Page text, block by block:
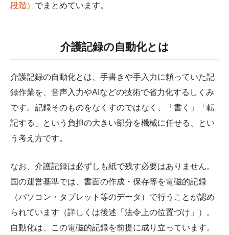
段階） でまとめています。
介護記録の自動化とは
介護記録の自動化とは、手書きや手入力に頼っていた記
録作業を、音声入力やAIなどの技術で省力化するしくみ
です。記録そのものをなくすのではなく、「書く」「転
記する」という負担の大きい部分を機械に任せる、とい
う考え方です。
なお、介護記録は必ずしも紙で残す必要はありません。
国の運営基準では、書面の作成・保存等を電磁的記録
（パソコン・タブレット等のデータ）で行うことが認め
られています（詳しくは後述「法令上の位置づけ」）。
自動化は、この電磁的記録を前提に成り立っています。